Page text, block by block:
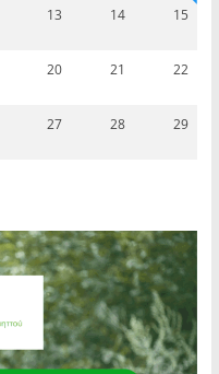
13 14 15
20 21 22
27 28 29